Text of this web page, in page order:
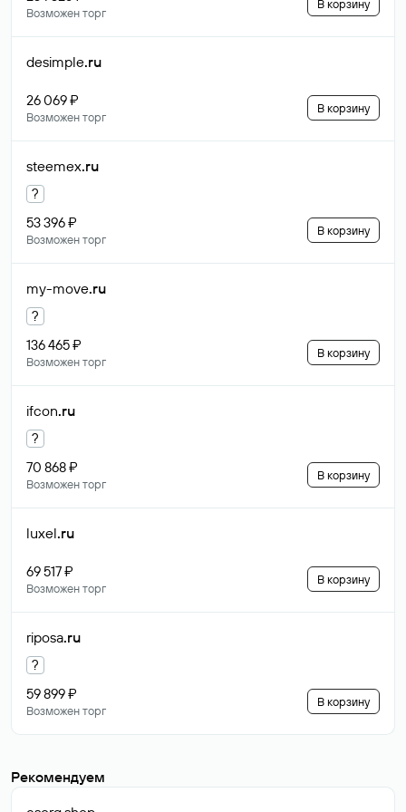
Возможен торг
В корзину
desimple.ru
26 069 ₽
Возможен торг
В корзину
steemex.ru
?
53 396 ₽
Возможен торг
В корзину
my-move.ru
?
136 465 ₽
Возможен торг
В корзину
ifcon.ru
?
70 868 ₽
Возможен торг
В корзину
luxel.ru
69 517 ₽
Возможен торг
В корзину
riposa.ru
?
59 899 ₽
Возможен торг
В корзину
Рекомендуем